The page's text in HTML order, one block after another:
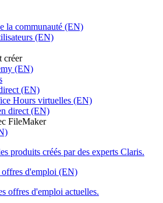
la communauté (EN)
(EN)
créer
(EN)
(EN)
Hours virtuelles (EN)
direct (EN)
FileMaker
produits créés par des experts Claris.
offres d'emploi (EN)
offres d'emploi actuelles.